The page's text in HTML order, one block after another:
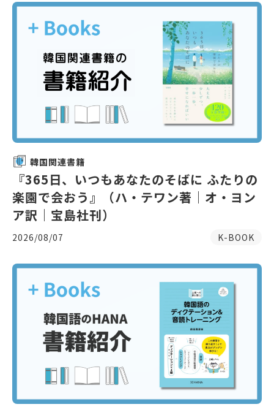
韓国関連書籍
『365日、いつもあなたのそばに ふたりの
楽園で会おう』（ハ・テワン著｜オ・ヨン
ア訳｜宝島社刊）
2026/08/07 K-BOOK